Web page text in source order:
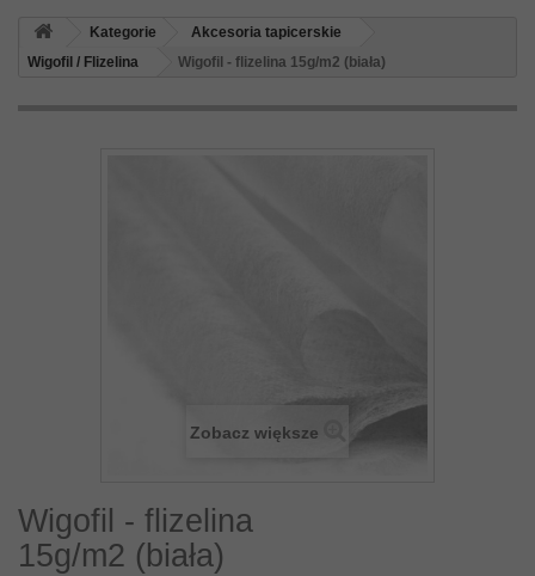
Kategorie
Akcesoria tapicerskie
Wigofil / Flizelina
Wigofil - flizelina 15g/m2 (biała)
Zobacz większe
Wigofil - flizelina
15g/m2 (biała)